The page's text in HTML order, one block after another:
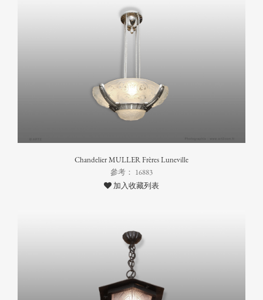
Chandelier MULLER Frères Luneville
參考： 16883
加入收藏列表